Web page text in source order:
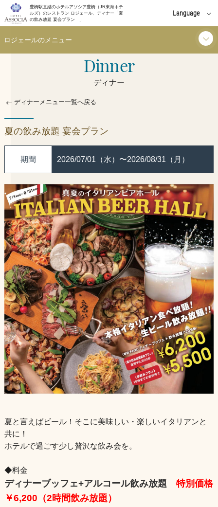
豊橋駅直結のホテルアソシア豊橋（JR東海ホテ
ルズ）のレストラン ロジェール、ディナー「夏
の飲み放題 宴会プラン 」
Language
ロジェールのメニュー
ランチ
ディナー
お知らせ
イベント
店舗情報
Dinner
ディナー
ディナーメニュー一覧へ戻る
夏の飲み放題 宴会プラン
期間 2026/07/01（水）〜2026/08/31（月）
夏と言えばビール！そこに美味しい・楽しいイタリアンと
共に！
ホテルで過ごす少し贅沢な飲み会を。
◆料金
ディナーブッフェ+アルコール飲み放題 特別価格
￥6,200（2時間飲み放題）